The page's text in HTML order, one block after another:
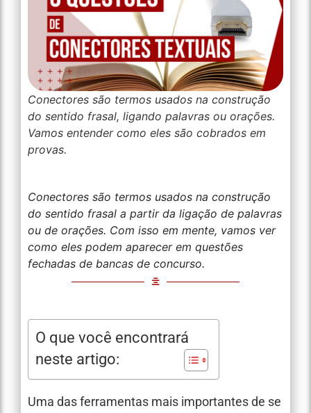
Conectores são termos usados na construção
do sentido frasal, ligando palavras ou orações.
Vamos entender como eles são cobrados em
provas.
Conectores são termos usados na construção
do sentido frasal a partir da ligação de palavras
ou de orações. Com isso em mente, vamos ver
como eles podem aparecer em questões
fechadas de bancas de concurso.
O que você encontrará
neste artigo:
Uma das ferramentas mais importantes de se